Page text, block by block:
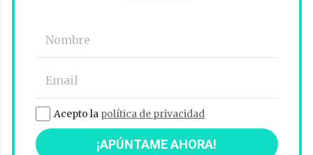
Acepto la política de privacidad